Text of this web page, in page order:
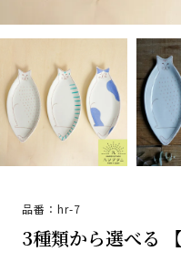
品番：hr-7
3種類から選べる